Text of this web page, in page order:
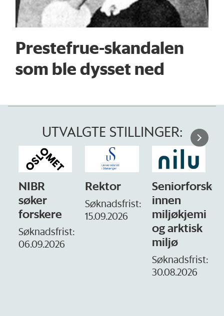
Prestefrue-skandalen
som ble dysset ned
UTVALGTE STILLINGER:
NIBR
søker
forskere
Søknadsfrist:
06.09.2026
Rektor
Søknadsfrist:
15.09.2026
Seniorforsker
innen
miljøkjemi
og arktisk
miljø
Søknadsfrist:
30.08.2026